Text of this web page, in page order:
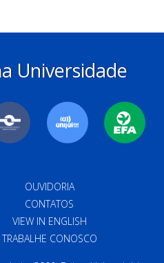
Universidade
OUVIDORIA
CONTATOS
VIEW IN ENGLISH
TRABALHE CONOSCO